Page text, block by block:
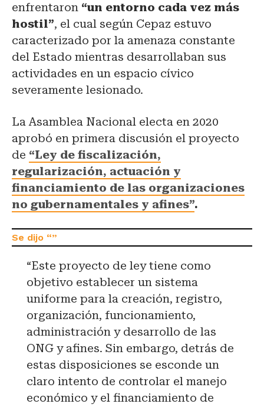
enfrentaron “un entorno cada vez más
hostil”, el cual según Cepaz estuvo
caracterizado por la amenaza constante
del Estado mientras desarrollaban sus
actividades en un espacio cívico
severamente lesionado.
La Asamblea Nacional electa en 2020
aprobó en primera discusión el proyecto
de “Ley de fiscalización,
regularización, actuación y
financiamiento de las organizaciones
no gubernamentales y afines”.
“Este proyecto de ley tiene como
objetivo establecer un sistema
uniforme para la creación, registro,
organización, funcionamiento,
administración y desarrollo de las
ONG y afines. Sin embargo, detrás de
estas disposiciones se esconde un
claro intento de controlar el manejo
económico y el financiamiento de